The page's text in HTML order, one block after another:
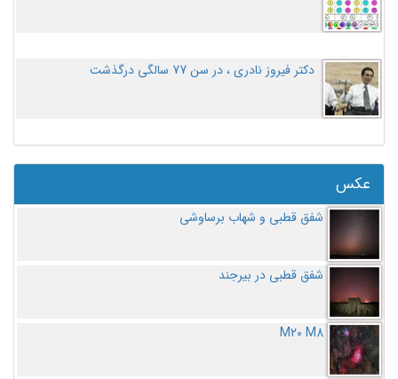
دکتر فیروز نادری ، در سن 77 سالگی درگذشت
عکس
شفق قطبی و شهاب برساوشی
شفق قطبی در بیرجند
M20 M8